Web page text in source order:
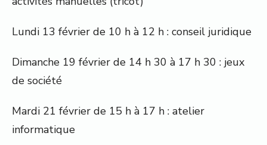
Lundi 13 février de 10 h à 12 h : conseil juridique
Dimanche 19 février de 14 h 30 à 17 h 30 : jeux
de société
Mardi 21 février de 15 h à 17 h : atelier
informatique